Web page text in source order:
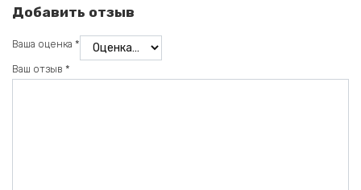
Добавить отзыв
Ваша оценка *
Ваш отзыв *